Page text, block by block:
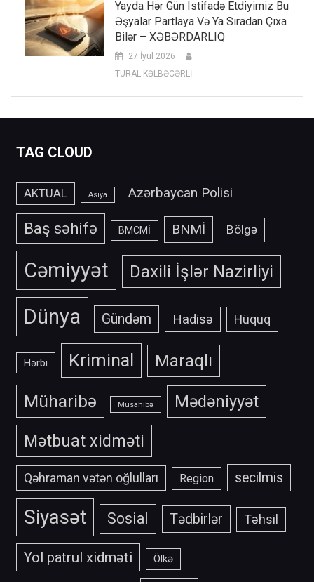
Yayda Hər Gün Istifadə Etdiyimiz Bu
Əşyalar Partlaya Və Ya Sıradan Çıxa
Bilər – XƏBƏRDARLIQ
27 İyul 2026
TURAL KƏLBƏCƏRLİ
TAG CLOUD
AKTUAL Asiya Azərbaycan Polisi
Baş səhifə BMCMİ BNMİ Bölgə
Cəmiyyət Daxili İşlər Nazirliyi
Dünya Gündəm Hadisə Hüquq
Hərbi Kriminal Maraqlı
Müharibə Müsahibə
Mədəniyyət
Mətbuat xidməti
Qəhraman vətən oğlulları Region secilmis
Siyasət Sosial Tədbirlər Təhsil
Yol patrul xidməti Ölkə